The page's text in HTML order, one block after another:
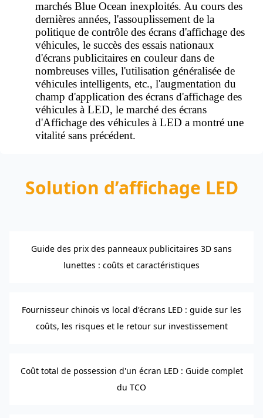
marchés Blue Ocean inexploités. Au cours des
dernières années, l'assouplissement de la
politique de contrôle des écrans d'affichage des
véhicules, le succès des essais nationaux
d'écrans publicitaires en couleur dans de
nombreuses villes, l'utilisation généralisée de
véhicules intelligents, etc., l'augmentation du
champ d'application des écrans d'affichage des
véhicules à LED, le marché des écrans
d'Affichage des véhicules à LED a montré une
vitalité sans précédent.
Solution d’affichage LED
Guide des prix des panneaux publicitaires 3D sans
lunettes : coûts et caractéristiques
Fournisseur chinois vs local d'écrans LED : guide sur les
coûts, les risques et le retour sur investissement
Coût total de possession d'un écran LED : Guide complet
du TCO